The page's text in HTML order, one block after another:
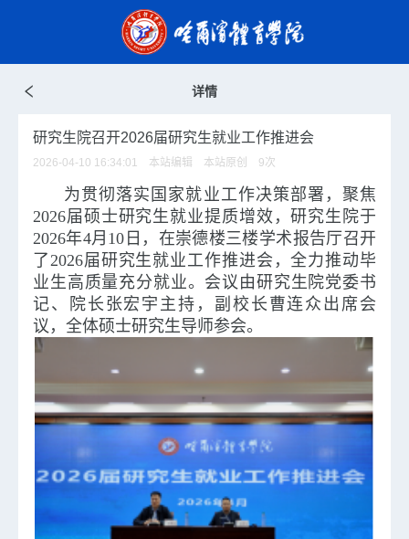
详情
研究生院召开2026届研究生就业工作推进会
2026-04-10 16:34:01 本站编辑 本站原创 9次
为贯彻落实国家就业工作决策部署，聚焦
2026届硕士研究生就业提质增效，研究生院于
2026年4月10日，在崇德楼三楼学术报告厅召开
了2026届研究生就业工作推进会，全力推动毕
业生高质量充分就业。会议由研究生院党委书
记、院长张宏宇主持，副校长曹连众出席会
议，全体硕士研究生导师参会。